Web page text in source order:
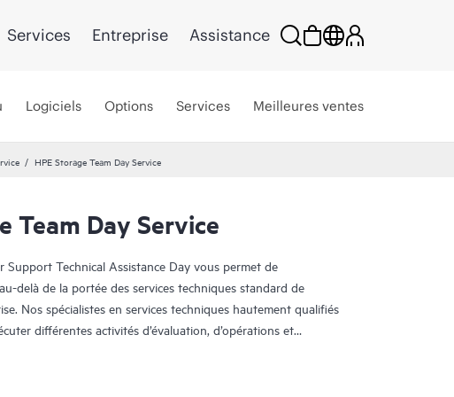
Services Entreprise Assistance
Logiciels Options Services Meilleures ventes
HPE Storage Team Day Service
Team Day Service
Support Technical Assistance Day vous permet de
delà de la portée des services techniques standard de
Nos spécialistes en services techniques hautement qualifiés
différentes activités d’évaluation, d’opérations et